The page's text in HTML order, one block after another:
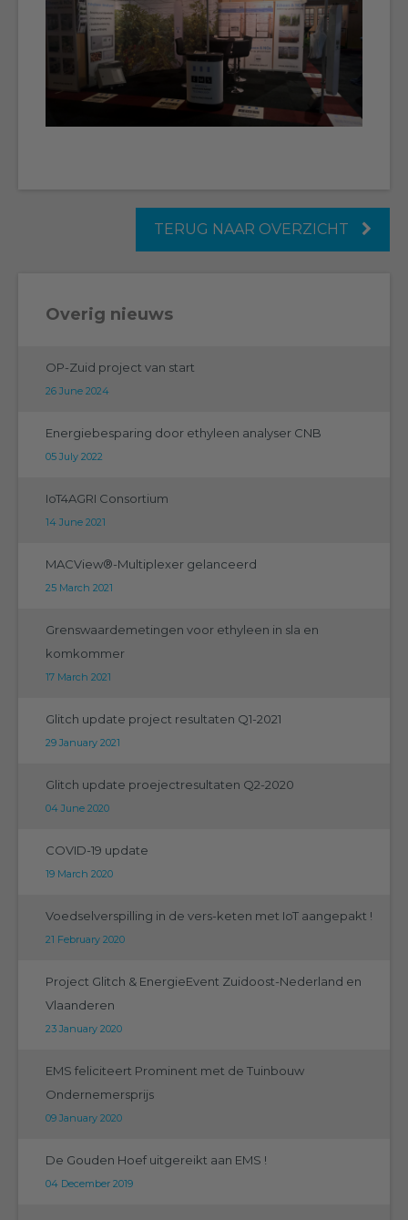
TERUG NAAR OVERZICHT
Overig nieuws
OP-Zuid project van start
26 June 2024
Energiebesparing door ethyleen analyser CNB
05 July 2022
IoT4AGRI Consortium
14 June 2021
MACView®-Multiplexer gelanceerd
25 March 2021
Grenswaardemetingen voor ethyleen in sla en
komkommer
17 March 2021
Glitch update project resultaten Q1-2021
29 January 2021
Glitch update proejectresultaten Q2-2020
04 June 2020
COVID-19 update
19 March 2020
Voedselverspilling in de vers-keten met IoT aangepakt !
21 February 2020
Project Glitch & EnergieEvent Zuidoost-Nederland en
Vlaanderen
23 January 2020
EMS feliciteert Prominent met de Tuinbouw
Ondernemersprijs
09 January 2020
De Gouden Hoef uitgereikt aan EMS !
04 December 2019